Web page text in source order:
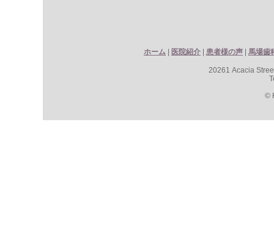
ホーム 医院紹介 患者様の声 馬場歯
20261 Acacia
©